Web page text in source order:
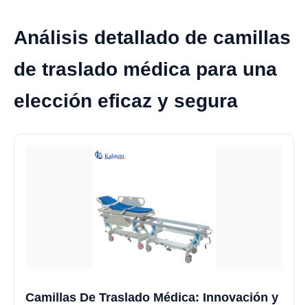
Análisis detallado de camillas
de traslado médica para una
elección eficaz y segura
Camillas De Traslado Médica: Innovación y